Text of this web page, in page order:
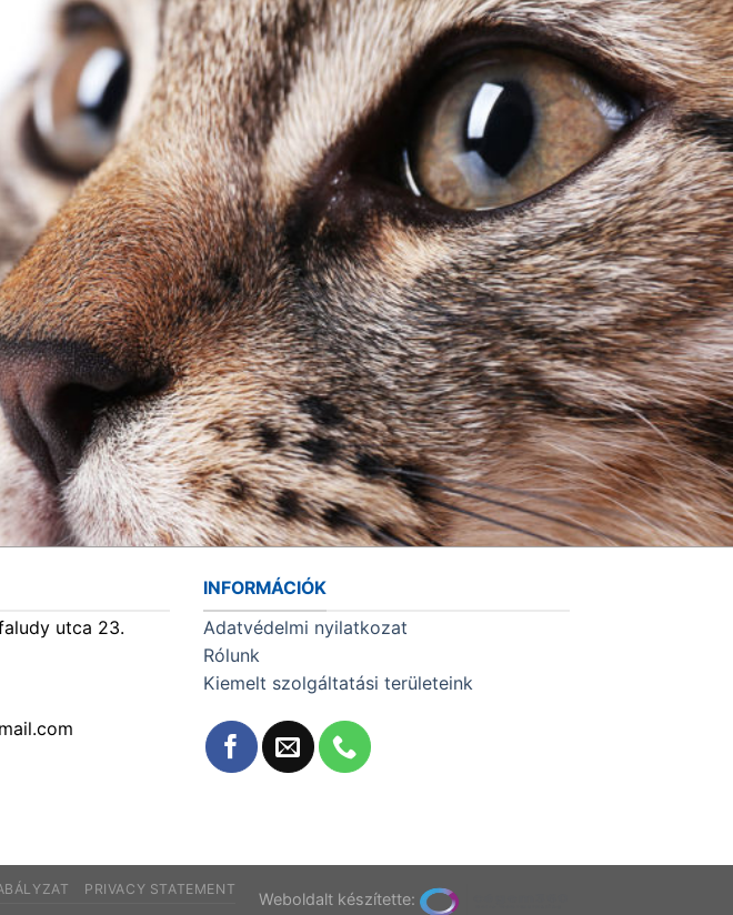
utca 23.
INFORMÁCIÓK
Adatvédelmi nyilatkozat
Rólunk
Kiemelt szolgáltatási területeink
Weboldalt készítette:
PRIVACY STATEMENT